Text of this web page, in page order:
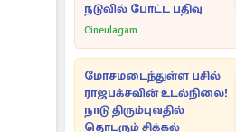
நடுவில் போட்ட பதிவு
Cineulagam
மோசமடைந்துள்ள பசில்
ராஜபக்சவின் உடல்நிலை!
நாடு திரும்புவதில்
தொடரும் சிக்கல்